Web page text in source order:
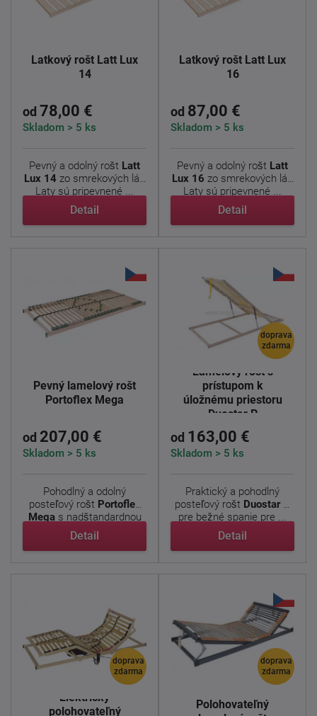
Latkový rošt Latt Lux
14
od 78,00 €
Skladom > 5 ks
Pevný a odolný rošt Latt
Lux 14 zo smrekových lát.
Laty sú pripevnené ...
Detail
Latkový rošt Latt Lux
16
od 87,00 €
Skladom > 5 ks
Pevný a odolný rošt Latt
Lux 16 zo smrekových lát.
Laty sú pripevnené ...
Detail
Pevný lamelový rošt
Portoflex Mega
od 207,00 €
Skladom > 5 ks
Pohodlný a odolný
posteľový rošt Portoflex
Megas nadštandardnou
...
Detail
doprava
zdarma
Lamelový rošt s
prístupom k
úložnému priestoru
Duostar P
od 163,00 €
Skladom > 5 ks
Praktický a pohodlný
posteľový rošt Duostar P
pre bežné spanie pre ...
Detail
doprava
zdarma
Elektricky
polohovateľný
doprava
zdarma
Polohovateľný